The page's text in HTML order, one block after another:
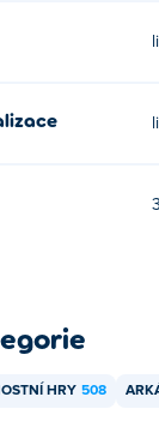
HRY 508